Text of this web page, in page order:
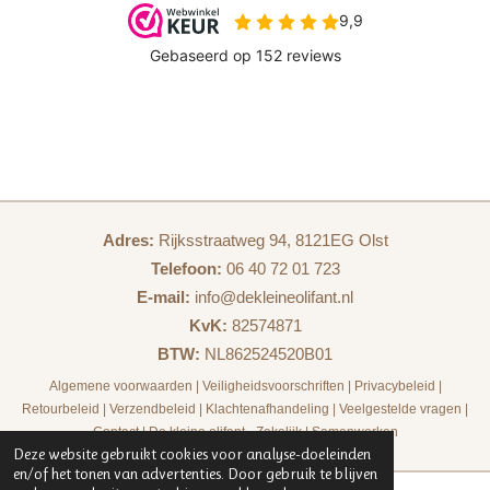
Deze website gebruikt cookies voor analyse-doeleinden
en/of het tonen van advertenties. Door gebruik te blijven
Adres: Rijksstraatweg 94, 8121EG Olst
Telefoon: 06 40 72 01 723
E-mail: info@dekleineolifant.nl
KvK: 82574871
BTW: NL862524520B01
Algemene voorwaarden Veiligheidsvoorschriften Privacybeleid
Retourbeleid
Verzendbeleid Klachtenafhandeling Veelgestelde vragen
Contact|De kleine olifant - Zakelijk|Samenwerken